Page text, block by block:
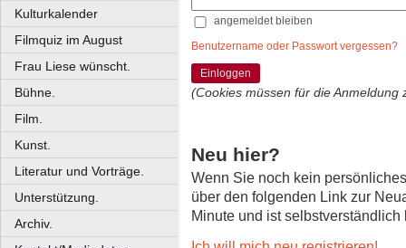
Kulturkalender
Filmquiz im August
Frau Liese wünscht.
Bühne.
Film.
Kunst.
Literatur und Vorträge.
Unterstützung.
Archiv.
angemeldet bleiben
Benutzername oder Passwort vergessen?
Einloggen
(Cookies müssen für die Anmeldung
Neu hier?
Wenn Sie noch kein
über den folgenden Link zur
Minute und ist selbstverständlich